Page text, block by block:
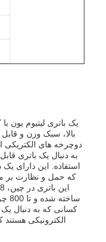
یک باتری لیتیوم یون با
بالا، سبک وزن و
دوچرخه های الکتریکی
به دنبال یک باتری
استفاده. این دارای
که حمل و نظارت بر
کسانی که به دنبال یک
الکترونیکی